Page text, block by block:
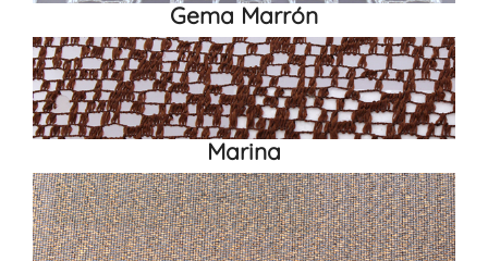
Gema Marrón
Marina